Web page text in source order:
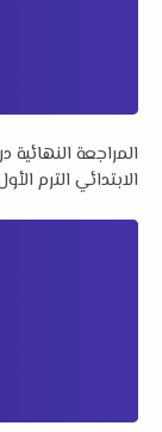
المراجعة
الابتدائي الترم الأول 2026 لمستر احمد